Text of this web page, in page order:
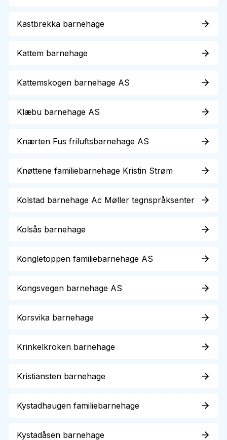
Kastbrekka barnehage
Kattem barnehage
Kattemskogen barnehage AS
Klæbu barnehage AS
Knærten Fus friluftsbarnehage AS
Knøttene familiebarnehage Kristin Strøm
Kolstad barnehage Ac Møller tegnspråksenter
Kolsås barnehage
Kongletoppen familiebarnehage AS
Kongsvegen barnehage AS
Korsvika barnehage
Krinkelkroken barnehage
Kristiansten barnehage
Kystadhaugen familiebarnehage
Kystadåsen barnehage